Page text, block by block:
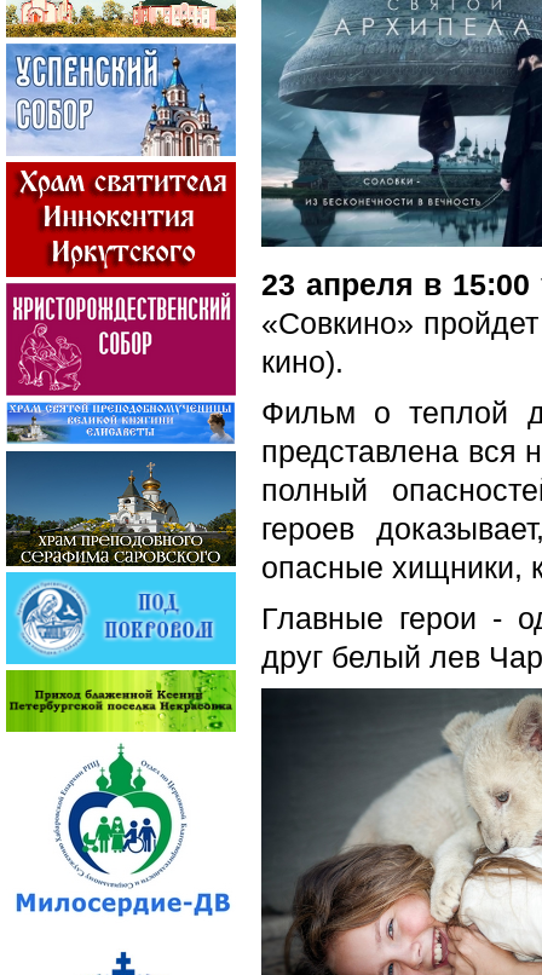
23 апреля в 15:00
«Совкино»
кино).
Фильм о теплой
представлена вся
полный
героев
опасные хищники,
Главные герои -
друг белый лев